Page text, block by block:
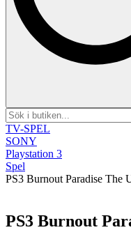
TV-SPEL
SONY
Playstation 3
Spel
PS3 Burnout Paradise The
PS3 Burnout